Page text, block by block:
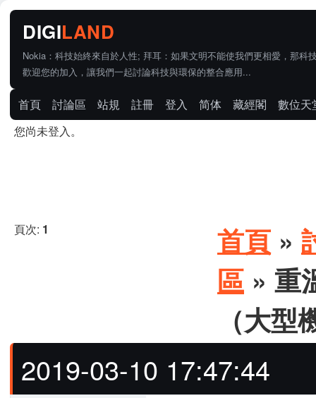
Nokia：科技始終來自於人性; 拜耳：如果文明不能使我們更相愛，那科
歡迎您的加入，讓我們一起討論科技與環保的整合應用...
首頁 討論區 站規 註冊 登入 简体 藏經閣
數位天
您尚未登入。
頁次: 1 首頁 »
區 » 重
（大
2019-03-10 17:47:44